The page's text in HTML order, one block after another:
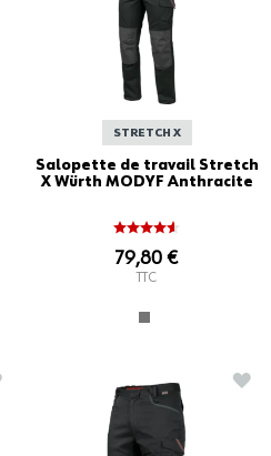
STRETCH X
Salopette de travail Stretch
X Würth MODYF Anthracite
79,80 €
TTC
AJOUTER À LA LISTE D'ACHATS